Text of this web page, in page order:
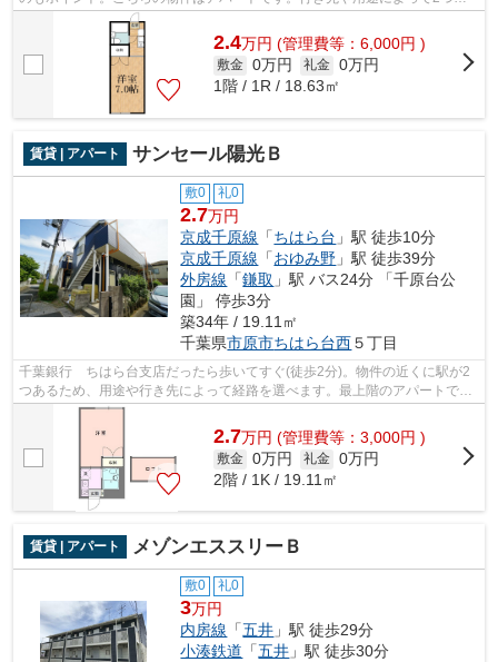
路線が選べるので、移動に便利な物件...
2.4万円 (管理費等：6,000円 )
敷金 0万円 礼金 0万円
1階 / 1R / 18.63㎡
賃貸 | アパート サンセール陽光Ｂ
敷0 礼0
2.7万円
京成千原線 「ちはら台 」駅 徒歩10分
京成千原線 「おゆみ野 」駅 徒歩39分
外房線 「鎌取 」駅 バス24分 「千原台公
園」 停歩3分
築34年 / 19.11㎡
千葉県市原市ちはら台西５丁目
千葉銀行 ちはら台支店だったら歩いてすぐ(徒歩2分)。物件の近くに駅が2
つあるため、用途や行き先によって経路を選べます。最上階のアパートで
す。こちらの物件はアパートです。ご来...
2.7万円 (管理費等：3,000円 )
敷金 0万円 礼金 0万円
2階 / 1K / 19.11㎡
賃貸 | アパート メゾンエススリーＢ
敷0 礼0
3万円
内房線 「五井 」駅 徒歩29分
小湊鉄道 「五井 」駅 徒歩30分